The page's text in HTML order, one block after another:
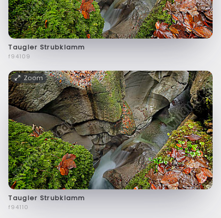
Taugler Strubklamm
f94109
Zoom
Taugler Strubklamm
f94110